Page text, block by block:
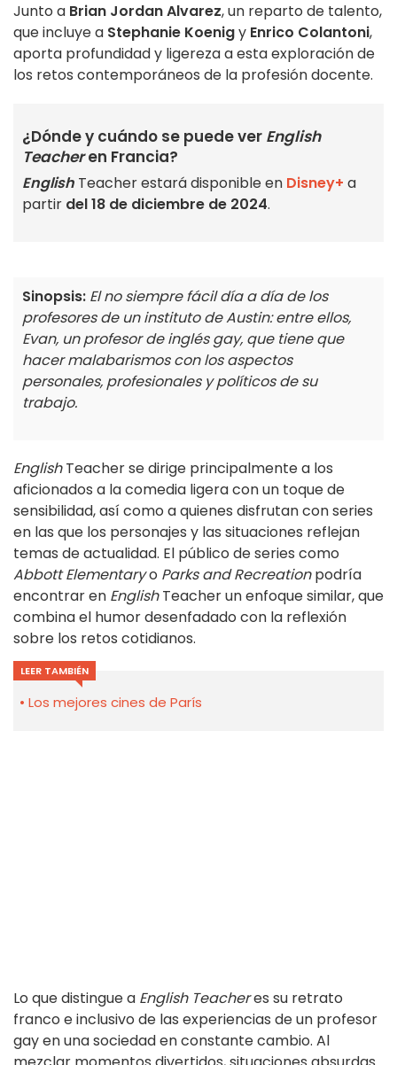
Junto a Brian Jordan Alvarez, un reparto de talento,
que incluye a Stephanie Koenigy Enrico Colantoni,
aporta profundidad y ligereza a esta exploración de
los retos contemporáneos de la profesión docente.
¿Dónde y cuándo se puede ver English
Teacheren Francia?
English Teacher estará disponible en Disney+ a
partir del 18 de diciembre de 2024.
Sinopsis: El no siempre fácil día a día de los
profesores de un instituto de Austin: entre ellos,
Evan, un profesor de inglés gay, que tiene que
hacer malabarismos con los aspectos
personales, profesionales y políticos de su
trabajo.
EnglishTeacher se dirige principalmente a los
aficionados a la comedia ligera con un toque de
sensibilidad, así como a quienes disfrutan con series
en las que los personajes y las situaciones reflejan
temas de actualidad. El público de series como
Abbott Elementaryo Parks and Recreationpodría
encontrar en EnglishTeacher un enfoque similar, que
combina el humor desenfadado con la reflexión
sobre los retos cotidianos.
LEER TAMBIÉN
Los mejores cines de París
Lo que distingue a English Teacheres su retrato
franco e inclusivo de las experiencias de un profesor
gay en una sociedad en constante cambio. Al